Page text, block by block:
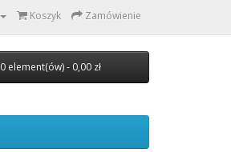
Koszyk Zamówienie
0 element(ów) - 0,00 zł